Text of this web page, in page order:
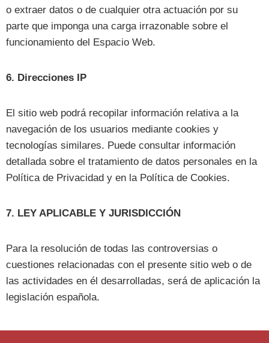
o extraer datos o de cualquier otra actuación por su
parte que imponga una carga irrazonable sobre el
funcionamiento del Espacio Web.
6. Direcciones IP
El sitio web podrá recopilar información relativa a la
navegación de los usuarios mediante cookies y
tecnologías similares. Puede consultar información
detallada sobre el tratamiento de datos personales en la
Política de Privacidad y en la Política de Cookies.
7. LEY APLICABLE Y JURISDICCIÓN
Para la resolución de todas las controversias o
cuestiones relacionadas con el presente sitio web o de
las actividades en él desarrolladas, será de aplicación la
legislación española.